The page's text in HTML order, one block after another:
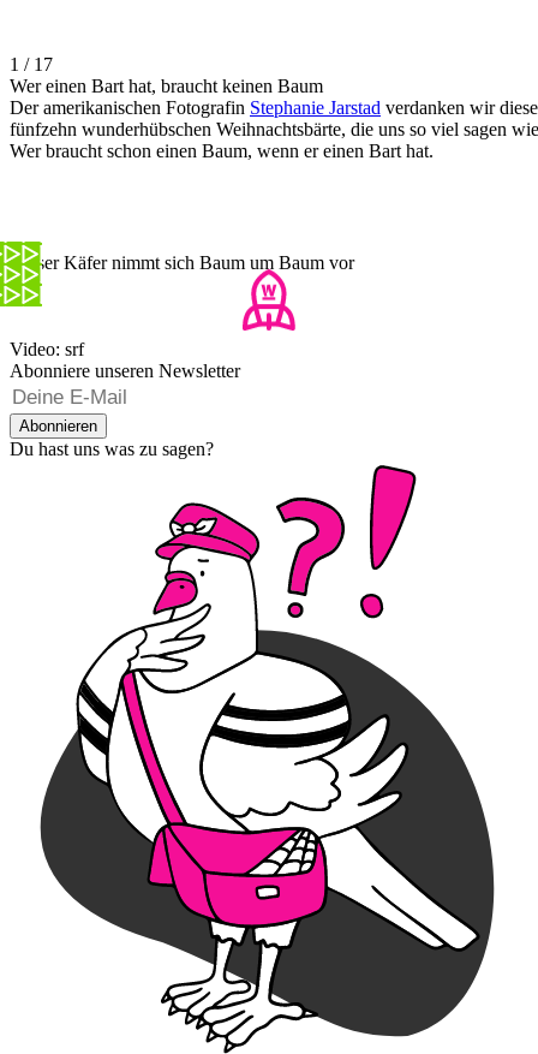
1 / 17
Wer einen Bart hat, braucht keinen Baum
Der amerikanischen Fotografin Stephanie Jarstad verdanken wir diese
fünfzehn wunderhübschen Weihnachtsbärte, die uns so viel sagen
Wer braucht schon einen Baum, wenn er einen Bart hat.
Dieser Käfer nimmt sich Baum um Baum vor
Video: srf
Abonniere unseren Newsletter
Abonnieren
Du hast uns was zu sagen?